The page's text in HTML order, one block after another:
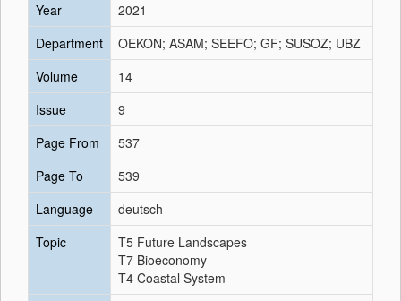
Year
2021
Department
OEKON; ASAM; SEEFO; GF; SUSOZ; UBZ
Volume
14
Issue
9
Page From
537
Page To
539
Language
deutsch
Topic
T5 Future Landscapes
T7 Bioeconomy
T4 Coastal System